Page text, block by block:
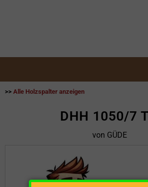
>> Alle Holzspalter anzeigen
DHH 1050/7
von GÜDE